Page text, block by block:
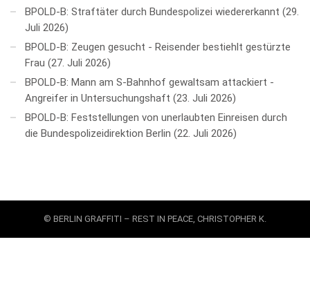
BPOLD-B: Straftäter durch Bundespolizei wiedererkannt
29.
Juli 2026
BPOLD-B: Zeugen gesucht - Reisender bestiehlt gestürzte
Frau
27. Juli 2026
BPOLD-B: Mann am S-Bahnhof gewaltsam attackiert -
Angreifer in Untersuchungshaft
23. Juli 2026
BPOLD-B: Feststellungen von unerlaubten Einreisen durch
die Bundespolizeidirektion Berlin
22. Juli 2026
© BERLIN GRAFFITI – REST IN PEACE, CHRISTOPHER K.